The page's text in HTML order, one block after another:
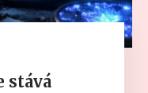
stává